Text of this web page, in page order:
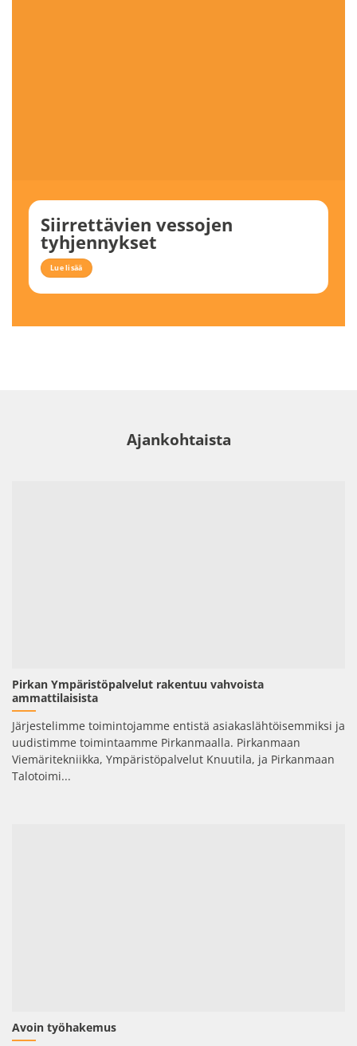
Siirrettävien vessojen
tyhjennykset
Lue lisää
Ajankohtaista
Pirkan Ympäristöpalvelut rakentuu vahvoista
ammattilaisista
Järjestelimme toimintojamme entistä asiakaslähtöisemmiksi ja
uudistimme toimintaamme Pirkanmaalla. Pirkanmaan
Viemäritekniikka, Ympäristöpalvelut Knuutila, ja Pirkanmaan
Talotoimi...
Avoin työhakemus